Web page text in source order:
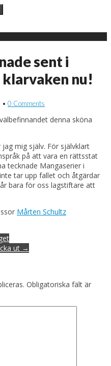
sent i
nu!
• 0 Comments
denna sköna
jag mig själv. För självklart
på att vara en rättsstat
tecknade Mangaserier i
tar upp fallet och åtgärdar
bara för oss lagstiftare att
Mårten Schultz
ut →
Obligatoriska fält är